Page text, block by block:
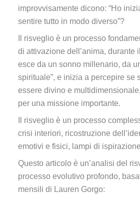
improvvisamente dicono: “Ho
sentire tutto in modo diverso”?
Il risveglio è un processo
di attivazione dell’anima, durante
esce da un sonno millenario, da
spirituale”, e inizia a percepire se
essere divino e
per una missione importante.
Il risveglio è un processo
crisi interiori, ricostruzione
emotivi e fisici, lampi di
Questo articolo è un’analisi del
processo evolutivo profondo,
mensili di Lauren Gorgo: